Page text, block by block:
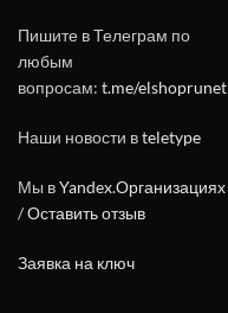
Пишите в Телеграм по
любым
вопросам: t.me/elshoprunet
Наши новости вteletype
Мы вYandex.Организациях
/Оставить отзыв
Заявка на ключ